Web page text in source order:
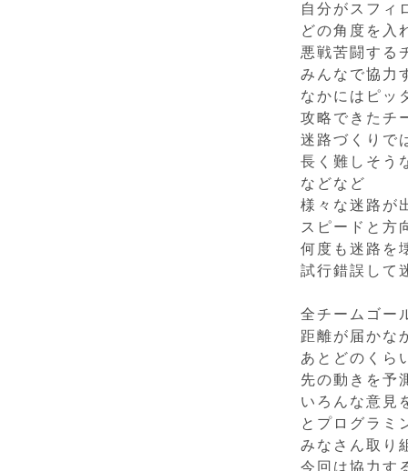
自分がスフィ
どの角度を入
悪戦苦闘する
みんなで協力
なかにはピッ
攻略できたチ
迷路づくりで
長く難しそう
などなど
様々な迷路が
スピードと方
何度も迷路を
試行錯誤して
全チームゴー
距離が届かな
あとどのくら
先の動きを予
いろんな意見
とプログラミ
みなさん取り
今回は協力す